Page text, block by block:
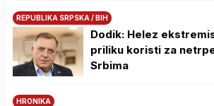
REPUBLIKA SRPSKA / BIH
Dodik: Helez
priliku koristi za
Srbima
HRONIKA